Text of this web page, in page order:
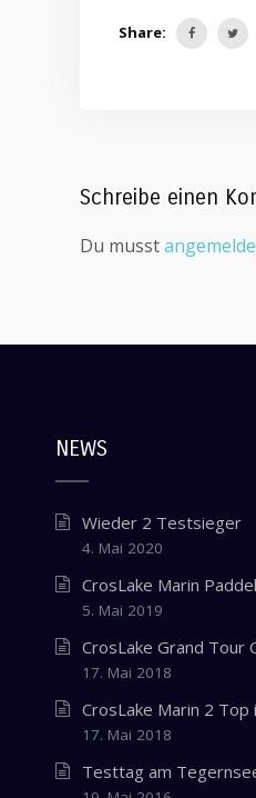
Share:
Schreibe einen
Du musst
NEWS
Wieder 2 Testsieger
4. Mai 2020
CrosLake Marin
5. Mai 2019
CrosLake Grand Tour
17. Mai 2018
CrosLake Marin 2
17. Mai 2018
Testtag am